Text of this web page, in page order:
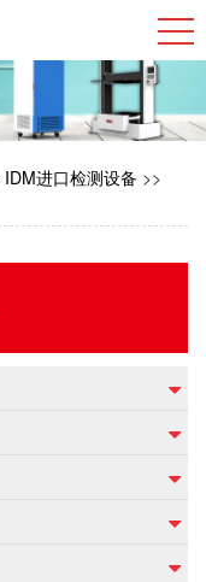
IDM进口检测设备 >>